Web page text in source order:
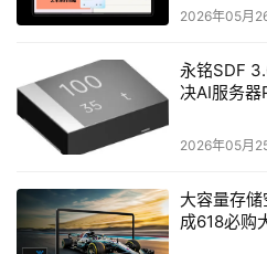
2026年05月
永铭SDF
决AI服务
2026年05月
大容量存
成618必购